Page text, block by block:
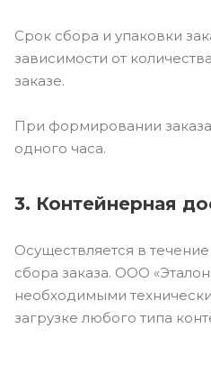
Срок сбора и упаковки
зависимости от
заказе.
При формировании
одного часа.
3. Контейнерная
Осуществляется в
сбора заказа. ООО
необходимыми
загрузке любого типа